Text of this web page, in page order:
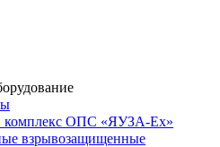
комплекс ОПС «ЯУЗА-Ех»
взрывозащищенные